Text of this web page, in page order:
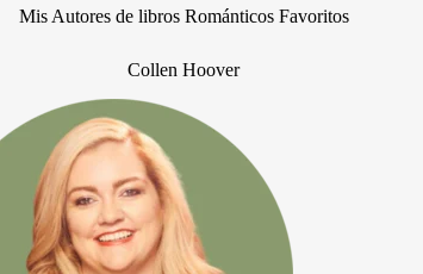
Mis Autores de libros Románticos Favoritos
Collen Hoover